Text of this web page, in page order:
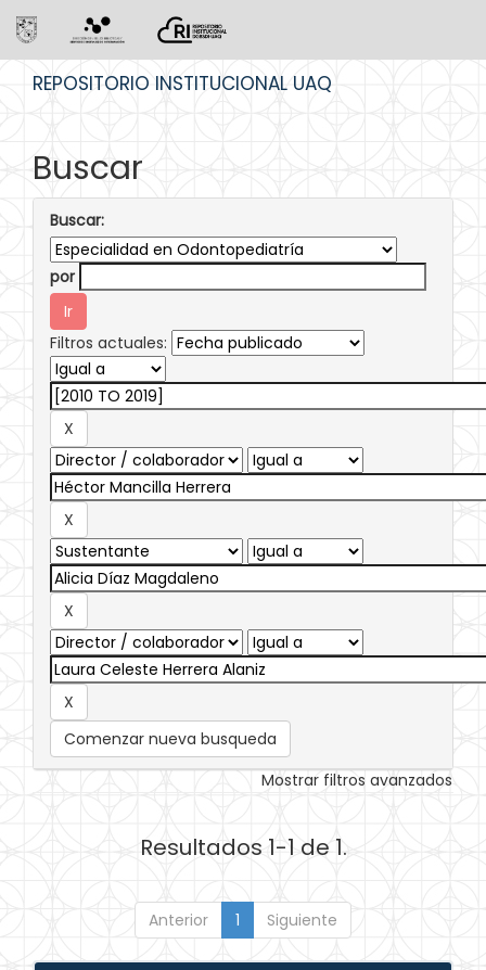
REPOSITORIO INSTITUCIONAL UAQ
Buscar
Buscar:
por
Filtros actuales:
Comenzar nueva busqueda
Mostrar filtros avanzados
Resultados 1-1 de 1.
Anterior 1 Siguiente